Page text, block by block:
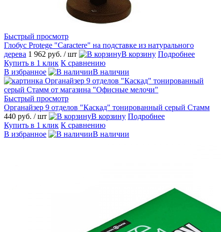
Быстрый просмотр
Глобус Protege "Caractere" на подставке из натурального
дерева 1 962 руб. / шт В корзину Подробнее
Купить в 1 клик К сравнению
В избранное
В наличии
Быстрый просмотр
Органайзер 9 отделов "Каскад" тонированный серый Стамм
440 руб. / шт В корзину Подробнее
Купить в 1 клик К сравнению
В избранное
В наличии